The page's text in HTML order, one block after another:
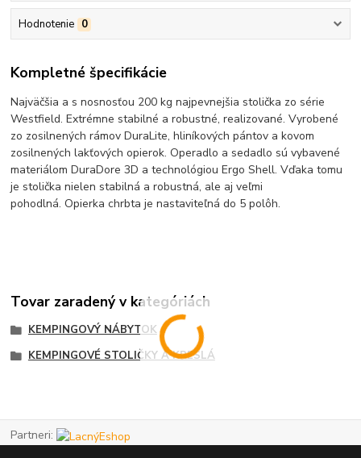
Hodnotenie 0
Kompletné špecifikácie
Najväčšia a s nosnosťou 200 kg najpevnejšia stolička zo série
Westfield. Extrémne stabilné a robustné, realizované. Vyrobené
zo zosilnených rámov DuraLite, hliníkových pántov a kovom
zosilnených lakťových opierok. Operadlo a sedadlo sú vybavené
materiálom DuraDore 3D a technológiou Ergo Shell. Vďaka tomu
je stolička nielen stabilná a robustná, ale aj veľmi
pohodlná. Opierka chrbta je nastaviteľná do 5 polôh.
Tovar zaradený v kategóriách
KEMPINGOVÝ NÁBYTOK
KEMPINGOVÉ STOLIČKY A KRESLÁ
Partneri: